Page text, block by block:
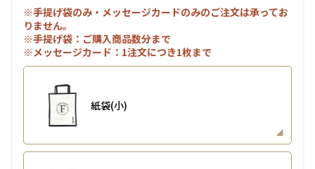
※手提げ袋のみ・メッセージカードのみのご注文は承ってお
りません。
※手提げ袋：ご購入商品数分まで
※メッセージカード：1注文につき1枚まで
紙袋(小)